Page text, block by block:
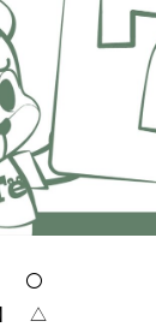
〇
】 △